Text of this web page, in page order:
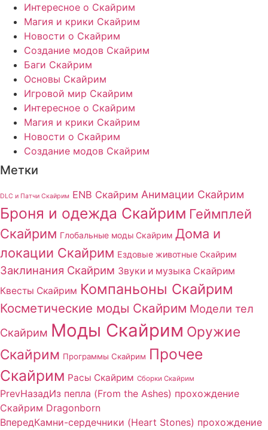
Интересное о Скайрим
Магия и крики Скайрим
Новости о Скайрим
Создание модов Скайрим
Баги Скайрим
Основы Скайрим
Игровой мир Скайрим
Интересное о Скайрим
Магия и крики Скайрим
Новости о Скайрим
Создание модов Скайрим
Метки
DLC и Патчи Скайрим ENB Скайрим Анимации Скайрим
Броня и одежда Скайрим Геймплей
Скайрим Глобальные моды Скайрим Дома и
локации Скайрим Ездовые животные Скайрим
Заклинания Скайрим Звуки и музыка Скайрим
Квесты Скайрим Компаньоны Скайрим
Косметические моды Скайрим Модели тел
Скайрим Моды Скайрим Оружие
Скайрим Программы Скайрим Прочее
Скайрим Расы Скайрим Сборки Скайрим
PrevНазадИз пепла (From the Ashes) прохождение
Скайрим Dragonborn
ВпередКамни-сердечники (Heart Stones) прохождение